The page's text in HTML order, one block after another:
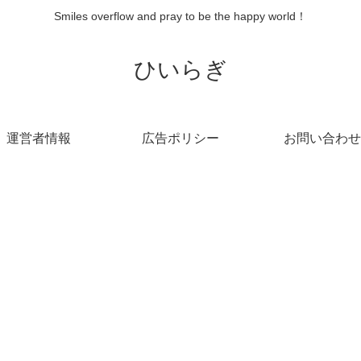
Smiles overflow and pray to be the happy world！
ひいらぎ
運営者情報 広告ポリシー お問い合わせ